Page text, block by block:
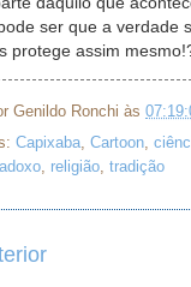
ser que a verdade
protege assim
Genildo Ronchi às
Capixaba, Cartoon,
, religião, tradição